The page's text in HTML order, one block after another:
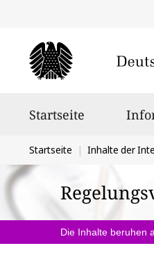
Startseite
Sie
befinden
sich
hier:
Startseite Inhalte der
Die Inhalte beruhen